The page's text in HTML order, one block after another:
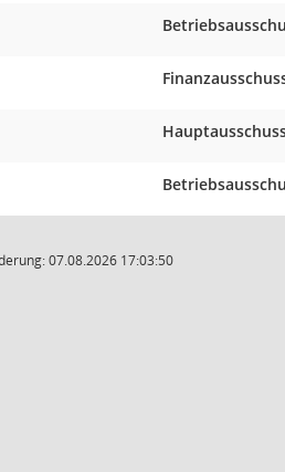
07.08.2026 17:03:50